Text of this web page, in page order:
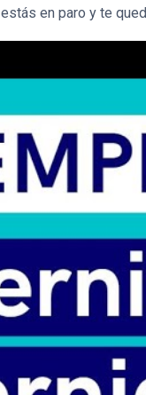
en paro y te